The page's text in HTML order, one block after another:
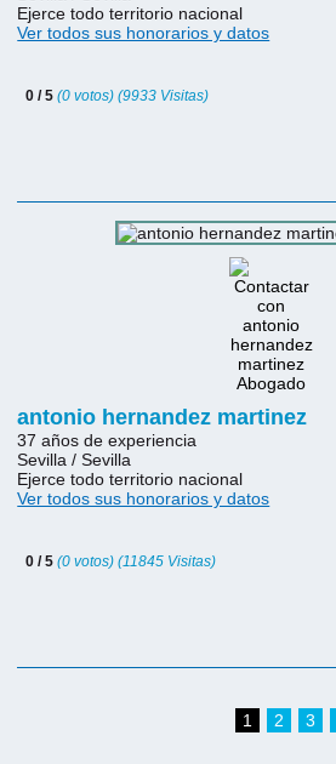
Ejerce todo territorio nacional
Ver todos sus honorarios y datos
0 / 5(0 votos) (9933 Visitas)
antonio hernandez martinez
37 años de experiencia
Sevilla / Sevilla
Ejerce todo territorio nacional
Ver todos sus honorarios y datos
0 / 5(0 votos) (11845 Visitas)
1 2 3